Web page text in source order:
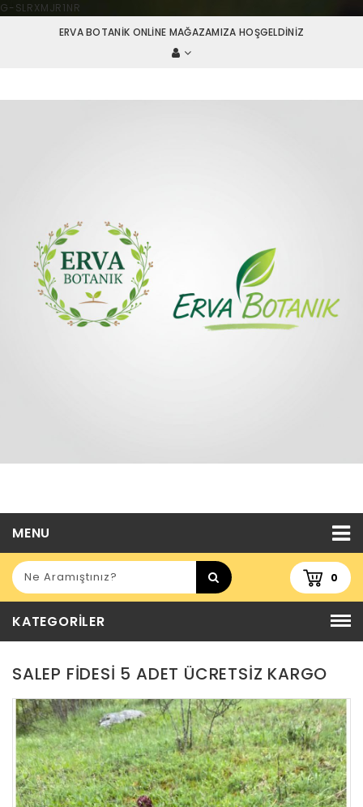
G-SLRXMJR1NR
ERVA BOTANIK ONLINE MAĞAZAMIZA HOŞGELDINIZ
MENU
0
KATEGORILER
SALEP FİDESİ 5 ADET ÜCRETSİZ KARGO